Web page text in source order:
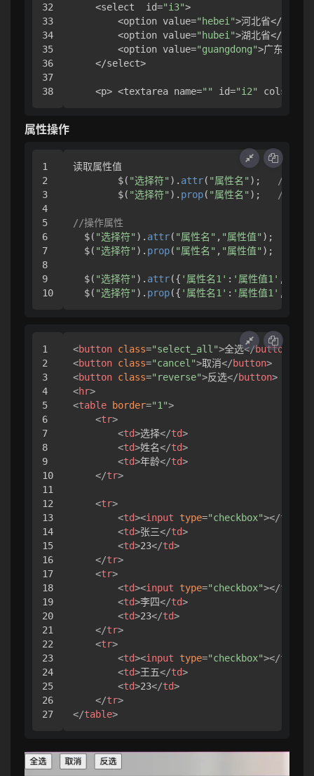
32
33
34
35
36
37
    <select  id=
"i3">
        <option value=
"hebei">河北省</
        <option value=
"hubei">湖北省</
        <option value=
"guangdong">广东省</
    </select>
    <p> <textarea name=
"" id="i2" cols=
属性操作
1
2
3
4
5
6
7
8
9
读取属性值
	$(
"选择符" ). attr( "属性名" );
// 获取
	$(
"选择符" ). prop( "属性名" ); // 表单
//操作属性
  $(
"选择符" ). attr( "属性名" , "属性值" );
  $(
"选择符" ). prop( "属性名" , "属性值" );
  $(
"选择符" ). attr({ '属性名1' : '属性值1' ,
  $(
"选择符" ). prop({ '属性名1' : '属性值1' ,
1
2
3
4
5
6
7
8
9
10
11
12
13
14
15
16
17
18
19
20
21
22
23
24
25
26
<button class="select_all">全选</button
<button class="cancel">取消</button>
<button class="reverse">反选</button>
<hr>
<table border="1">
<tr>
<td>选择</td>
<td>姓名</td>
<td>年龄</td>
</tr>
<tr>
<td><input type="checkbox"></td
<td>张三</td>
<td>23</td>
</tr>
<tr>
<td><input type="checkbox"></td
<td>李四</td>
<td>23</td>
</tr>
<tr>
<td><input type="checkbox"></td
<td>王五</td>
<td>23</td>
</tr>
</table>